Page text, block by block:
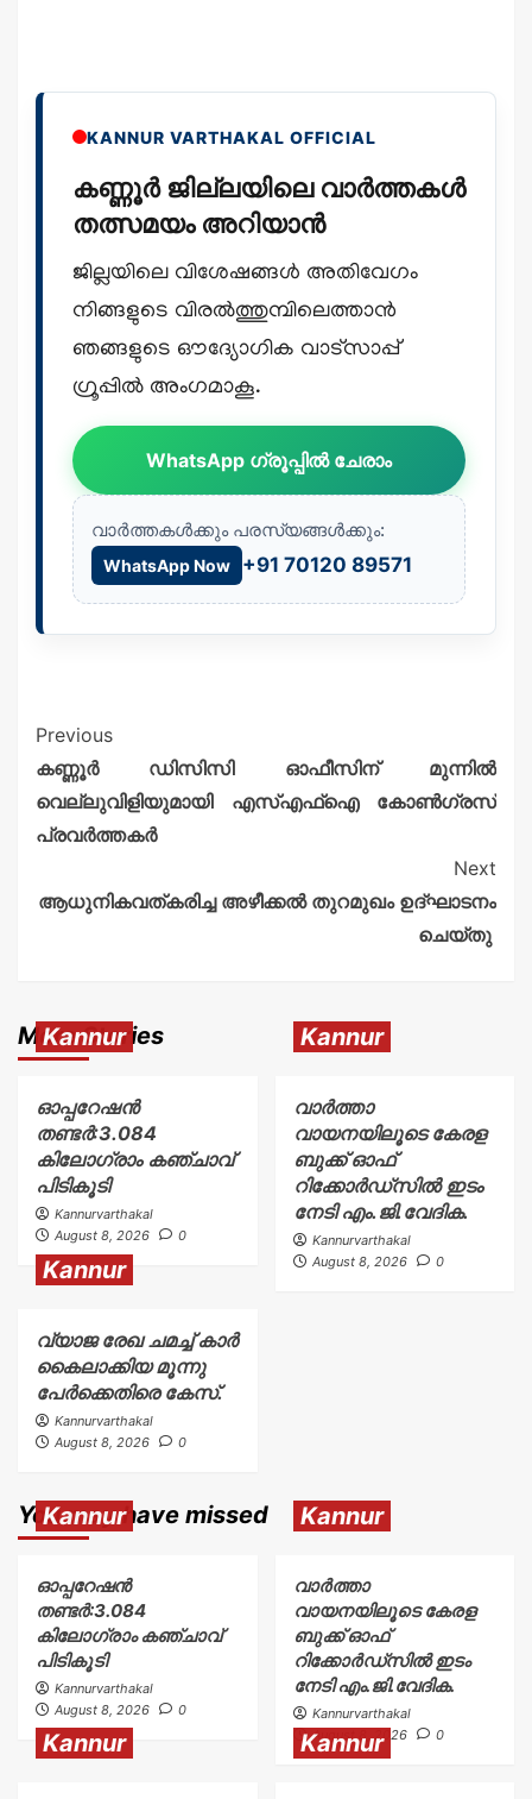
KANNUR VARTHAKAL OFFICIAL
കണ്ണൂർ ജില്ലയിലെ വാർത്തകൾ
തത്സമയം അറിയാൻ
ജില്ലയിലെ വിശേഷങ്ങൾ അതിവേഗം
നിങ്ങളുടെ വിരൽത്തുമ്പിലെത്താൻ
ഞങ്ങളുടെ ഔദ്യോഗിക വാട്സാപ്പ്
ഗ്രൂപ്പിൽ അംഗമാകൂ.
WhatsApp ഗ്രൂപ്പിൽ ചേരാം
വാർത്തകൾക്കും പരസ്യങ്ങൾക്കും:
WhatsApp Now +91 70120 89571
Previous
കണ്ണൂർ ഡിസിസി ഓഫീസിന് മുന്നിൽ
വെല്ലുവിളിയുമായി എസ്എഫ്ഐ കോൺഗ്രസ്
പ്രവർത്തകർ
Next
ആധുനികവത്കരിച്ച അഴീക്കൽ തുറമുഖം ഉദ്ഘാടനം
ചെയ്തു
More Stories
Kannur
ഓപ്പറേഷൻ
തണ്ടർ:3.084
കിലോഗ്രാം കഞ്ചാവ്
പിടികൂടി
Kannurvarthakal
August 8, 2026
0
Kannur
വാർത്താ
വായനയിലൂടെ കേരള
ബുക്ക് ഓഫ്
റിക്കോർഡ്സിൽ ഇടം
നേടി എം.ജി.വേദിക.
Kannurvarthakal
August 8, 2026
0
Kannur
വ്യാജ രേഖ ചമച്ച് കാർ
കൈലാക്കിയ മൂന്നു
പേർക്കെതിരെ കേസ്.
Kannurvarthakal
August 8, 2026
0
You may have missed
Kannur
ഓപ്പറേഷൻ
തണ്ടർ:3.084
കിലോഗ്രാം കഞ്ചാവ്
പിടികൂടി
Kannurvarthakal
August 8, 2026
0
Kannur
വാർത്താ
വായനയിലൂടെ കേരള
ബുക്ക് ഓഫ്
റിക്കോർഡ്സിൽ ഇടം
നേടി എം.ജി.വേദിക.
Kannurvarthakal
August 8, 2026
0
Kannur Kannur